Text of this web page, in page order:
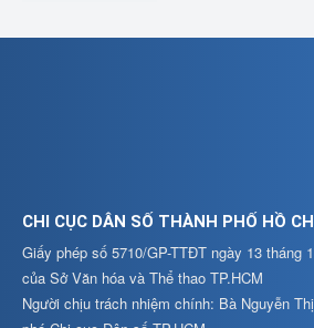
CHI CỤC DÂN SỐ THÀNH PHỐ HỒ
Giấy phép số 5710/GP-TTĐT ngày 13 tháng
của Sở Văn hóa và Thể thao TP.HCM
Người chịu trách nhiệm chính: Bà Nguyễn